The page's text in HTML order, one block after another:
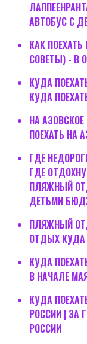
АВТОБУС С
КАК
СОВЕТЫ) - В
КУДА
КУДА
НА
ПОЕХАТЬ НА
ГДЕ
ГДЕ
ПЛЯЖНЫЙ
ДЕТЬМИ
ПЛЯЖНЫЙ
ОТДЫХ КУДА
КУДА
В НАЧАЛЕ
КУДА
РОССИИ | ЗА
РОССИИ